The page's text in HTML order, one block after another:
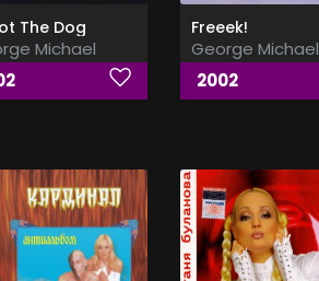
The Dog
Michael
Freeek!
George Michael
2002